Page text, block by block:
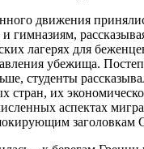
движения
гимназиям,
лагерях для
убежища.
студенты
стран, их
аспектах